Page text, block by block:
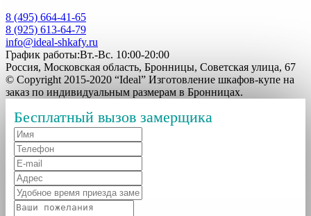
8 (495) 664-41-65
8 (925) 613-64-79
info@ideal-shkafy.ru
График работы:Вт.-Вс. 10:00-20:00
Россия, Московская область, Бронницы, Советская улица, 67
© Copyright 2015-2020 “Ideal” Изготовление шкафов-купе на
заказ по индивидуальным размерам в Бронницах.
Бесплатный вызов замерщика